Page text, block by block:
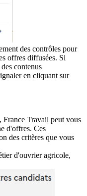
des contrôles pour
offres diffusées. Si
contenus
en cliquant sur
France Travail peut vous
d'offres. Ces
des critères que vous
d'ouvrier agricole,